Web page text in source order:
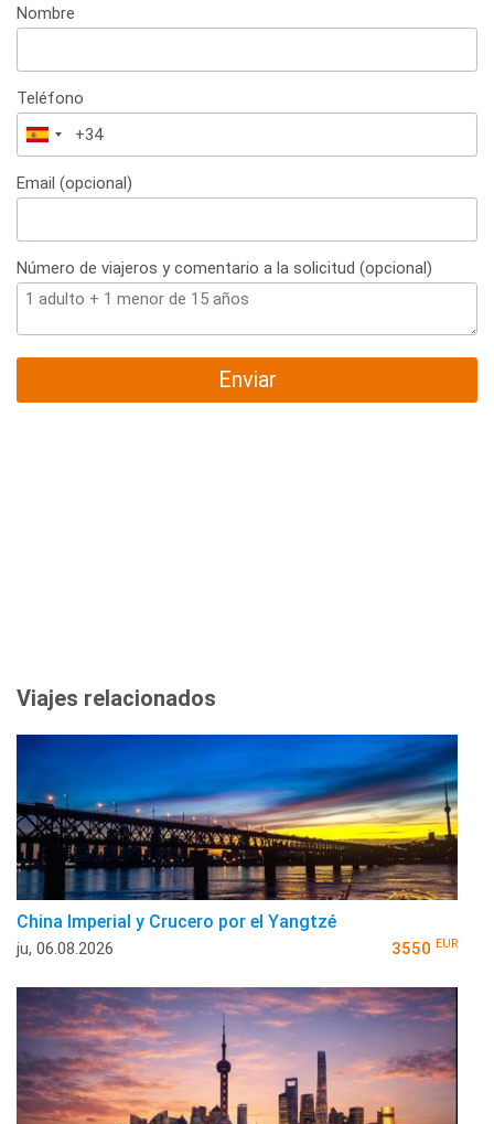
Nombre
Teléfono
España
+34
Email (opcional)
Número de viajeros y comentario a la solicitud (opcional)
Enviar
Viajes relacionados
China Imperial y Crucero por el Yangtzé
ju, 06.08.2026 3550 EUR